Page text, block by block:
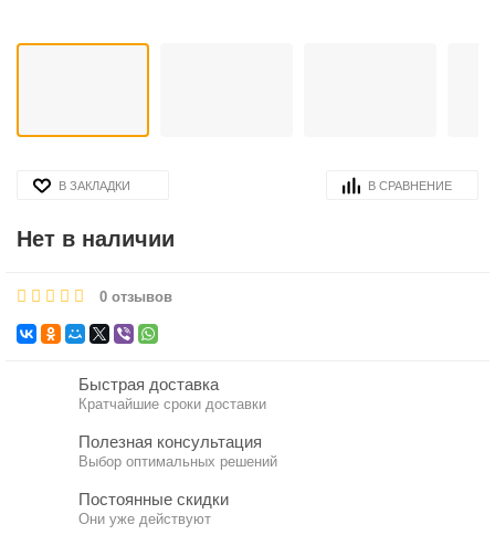
В ЗАКЛАДКИ В СРАВНЕНИЕ
Нет в наличии
0 отзывов
Быстрая доставка
Кратчайшие сроки доставки
Полезная консультация
Выбор оптимальных решений
Постоянные скидки
Они уже действуют